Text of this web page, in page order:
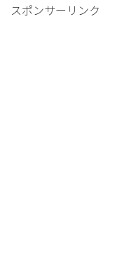
スポンサーリンク